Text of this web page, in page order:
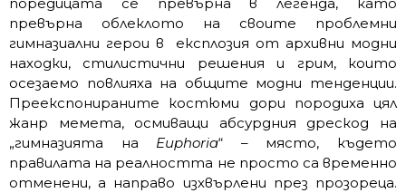
превърна облеклото на своите проблемни
гимназиални герои в експлозия от архивни модни
находки, стилистични решения и грим, които
осезаемо повлияха на общите модни тенденции.
Преекспонираните костюми дори породиха цял
жанр мемета, осмиващи абсурдния дрескод на
„гимназията на Euphoria“ – място, където
правилата на реалността не просто са временно
отменени, а направо изхвърлени през прозореца.